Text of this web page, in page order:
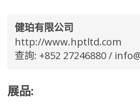
健珀有限公司
http://www.hptltd.com
查詢: +852 27246880 /
展品: